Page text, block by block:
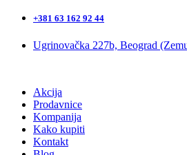
+381 63 162 92 44
Ugrinovačka 227b, Beograd
Akcija
Prodavnice
Kompanija
Kako kupiti
Kontakt